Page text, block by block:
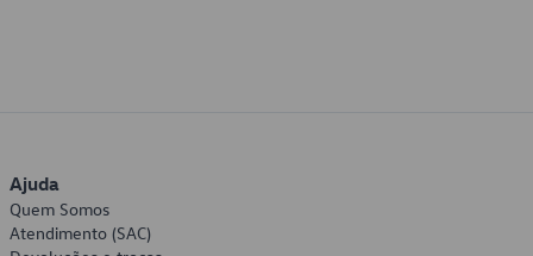
Ajuda
Quem Somos
Atendimento (SAC)